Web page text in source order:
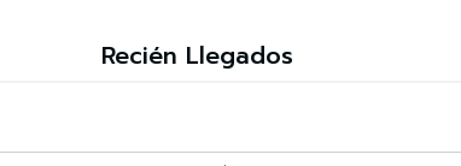
Recién Llegados